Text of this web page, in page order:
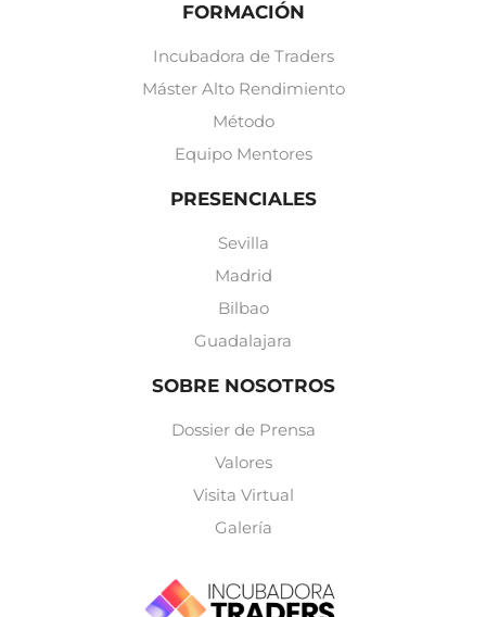
FORMACIÓN
Incubadora de Traders
Máster Alto Rendimiento
Método
Equipo Mentores
PRESENCIALES
Sevilla
Madrid
Bilbao
Guadalajara
SOBRE NOSOTROS
Dossier de Prensa
Valores
Visita Virtual
Galería